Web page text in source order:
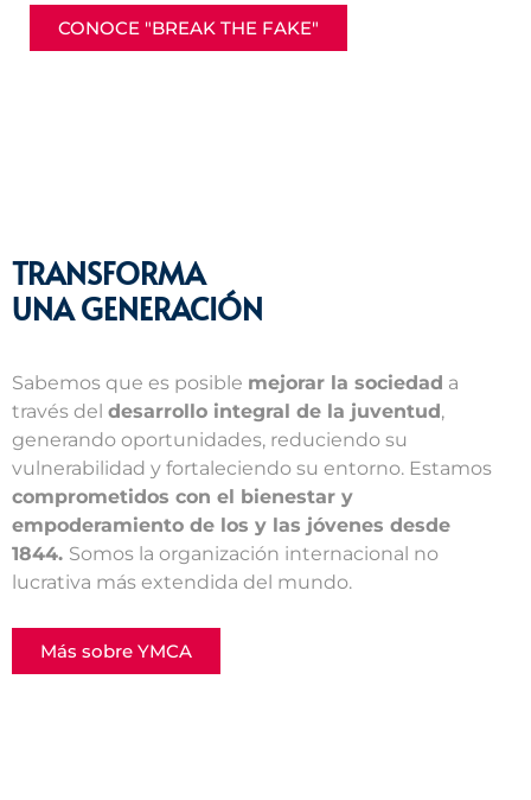
CONOCE "BREAK THE FAKE"
TRANSFORMA
UNA GENERACIÓN
Sabemos que es posible mejorar la sociedad a
través del desarrollo integral de la juventud,
generando oportunidades, reduciendo su
vulnerabilidad y fortaleciendo su entorno. Estamos
comprometidos con el bienestar y
empoderamiento de los y las jóvenes desde
1844. Somos la organización internacional no
lucrativa más extendida del mundo.
Más sobre YMCA